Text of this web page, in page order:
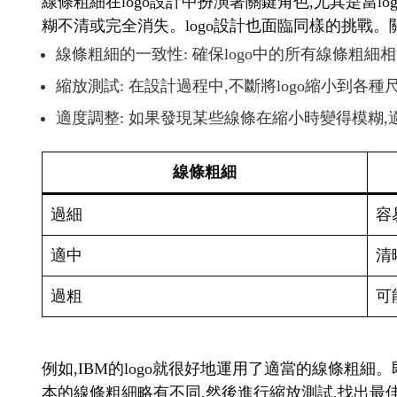
糊不清或完全消失。logo設計也面臨同樣的挑戰。
線條粗細的一致性: 確保logo中的所有線條粗細
縮放測試: 在設計過程中,不斷將logo縮小到各種
適度調整: 如果發現某些線條在縮小時變得模糊,
線條粗細
過細 容
適中 清
過粗 可
例如,IBM的logo就很好地運用了適當的線條粗細
本的線條粗細略有不同,然後進行縮放測試,找出最